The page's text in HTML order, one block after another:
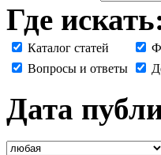
Где
Каталог статей
Вопросы и ответы
Дата